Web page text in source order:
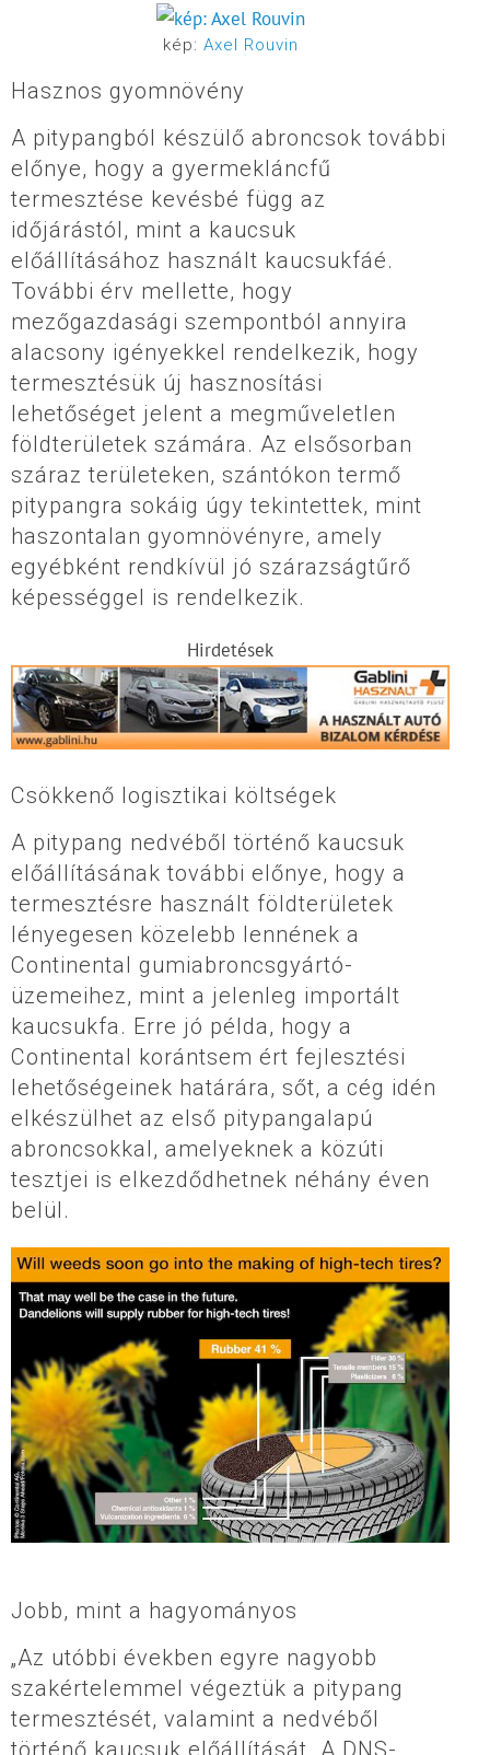
kép: Axel Rouvin
Hasznos gyomnövény
A pitypangból készülő abroncsok további
előnye, hogy a gyermekláncfű
termesztése kevésbé függ az
időjárástól, mint a kaucsuk
előállításához használt kaucsukfáé.
További érv mellette, hogy
mezőgazdasági szempontból annyira
alacsony igényekkel rendelkezik, hogy
termesztésük új hasznosítási
lehetőséget jelent a megműveletlen
földterületek számára. Az elsősorban
száraz területeken, szántókon termő
pitypangra sokáig úgy tekintettek, mint
haszontalan gyomnövényre, amely
egyébként rendkívül jó szárazságtűrő
képességgel is rendelkezik.
Hirdetések
Csökkenő logisztikai költségek
A pitypang nedvéből történő kaucsuk
előállításának további előnye, hogy a
termesztésre használt földterületek
lényegesen közelebb lennének a
Continental gumiabroncsgyártó-
üzemeihez, mint a jelenleg importált
kaucsukfa. Erre jó példa, hogy a
Continental korántsem ért fejlesztési
lehetőségeinek határára, sőt, a cég idén
elkészülhet az első pitypangalapú
abroncsokkal, amelyeknek a közúti
tesztjei is elkezdődhetnek néhány éven
belül.
Jobb, mint a hagyományos
„Az utóbbi években egyre nagyobb
szakértelemmel végeztük a pitypang
termesztését, valamint a nedvéből
történő kaucsuk előállítását. A DNS-